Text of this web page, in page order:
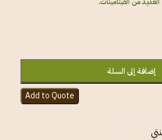
إضافة إلى السلة
Add to Quote